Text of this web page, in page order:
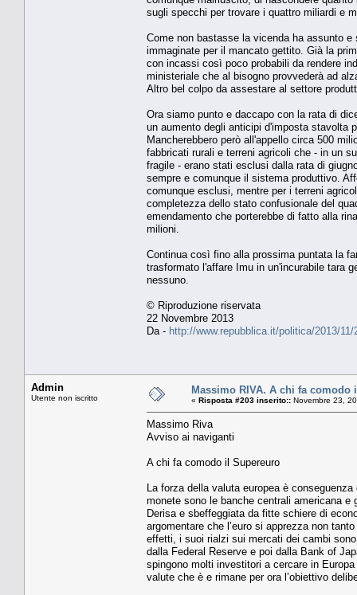
sugli specchi per trovare i quattro miliardi e
Come non bastasse la vicenda ha assunto
immaginate per il mancato gettito. Già la
con incassi così poco probabili da rendere
ministeriale che al bisogno provvederà ad
Altro bel colpo da assestare al settore
Ora siamo punto e daccapo con la rata di
un aumento degli anticipi d'imposta stavolta
Mancherebbero però all'appello circa 500
fabbricati rurali e terreni agricoli che - in un
fragile - erano stati esclusi dalla rata di
sempre e comunque il sistema produttivo.
comunque esclusi, mentre per i terreni
completezza dello stato confusionale del
emendamento che porterebbe di fatto alla
milioni.
Continua così fino alla prossima puntata la
trasformato l'affare Imu in un'incurabile tara
nessuno.
© Riproduzione riservata
22 Novembre 2013
Da - http://www.repubblica.it/politica/2013/
Admin
Utente non iscritto
Massimo RIVA. A chi fa comodo
« Risposta #203 inserito:: Novembre 23,
Massimo Riva
Avviso ai naviganti
A chi fa comodo il Supereuro
La forza della valuta europea è
monete sono le banche centrali americana e
Derisa e sbeffeggiata da fitte schiere di
argomentare che l’euro si apprezza non
effetti, i suoi rialzi sui mercati dei cambi
dalla Federal Reserve e poi dalla Bank of
spingono molti investitori a cercare in
valute che è e rimane per ora l’obiettivo